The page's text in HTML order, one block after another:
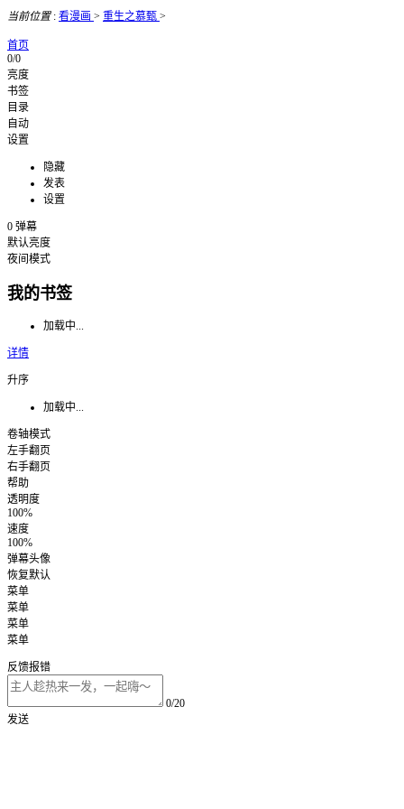
当前位置: 看漫画 > 重生之慕甄 >
首页
0/0
亮度
书签
目录
自动
设置
隐藏
发表
设置
0 弹幕
默认亮度
夜间模式
我的书签
加载中...
详情
升序
加载中...
卷轴模式
左手翻页
右手翻页
帮助
透明度
100%
速度
100%
弹幕头像
恢复默认
菜单
菜单
菜单
菜单
反馈报错
0/20
发送